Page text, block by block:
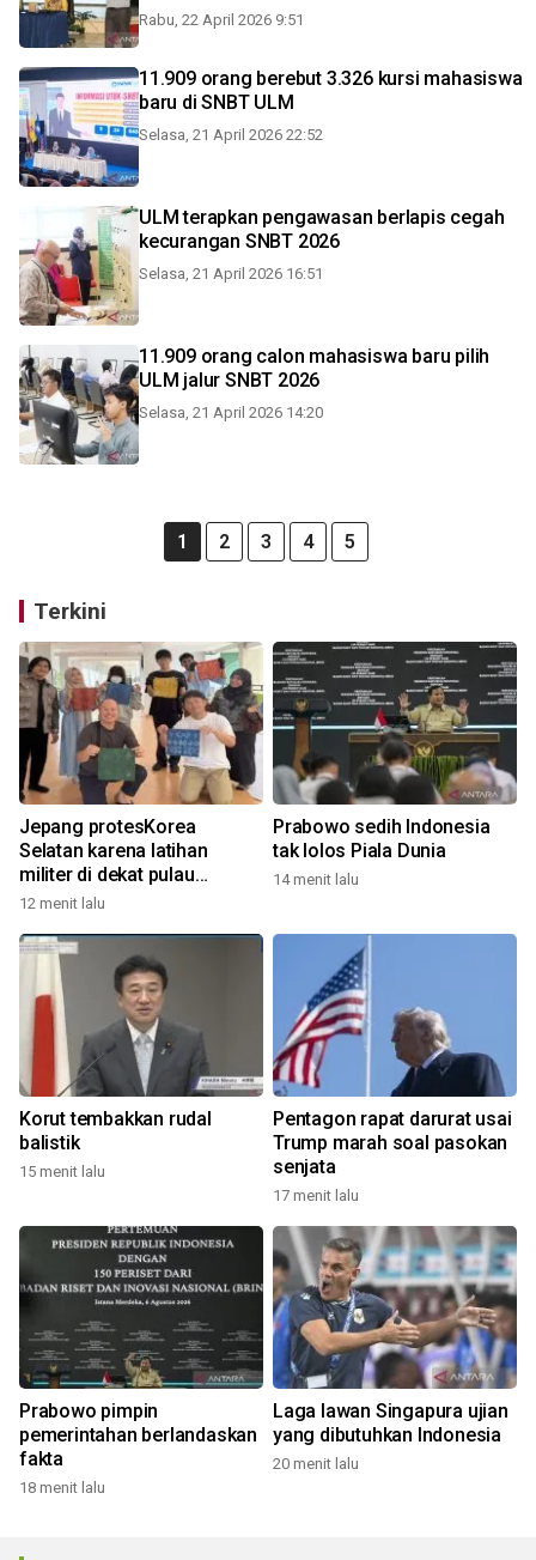
Rabu, 22 April 2026 9:51
11.909 orang berebut 3.326 kursi mahasiswa
baru di SNBT ULM
Selasa, 21 April 2026 22:52
ULM terapkan pengawasan berlapis cegah
kecurangan SNBT 2026
Selasa, 21 April 2026 16:51
11.909 orang calon mahasiswa baru pilih
ULM jalur SNBT 2026
Selasa, 21 April 2026 14:20
1 2 3 4 5
Terkini
Jepang protesKorea
Selatan karena latihan
militer di dekat pulau
bersengketa
12 menit lalu
Prabowo sedih Indonesia
tak lolos Piala Dunia
14 menit lalu
Korut tembakkan rudal
balistik
15 menit lalu
Pentagon rapat darurat usai
Trump marah soal pasokan
senjata
17 menit lalu
Prabowo pimpin
pemerintahan berlandaskan
fakta
18 menit lalu
Laga lawan Singapura ujian
yang dibutuhkan Indonesia
20 menit lalu